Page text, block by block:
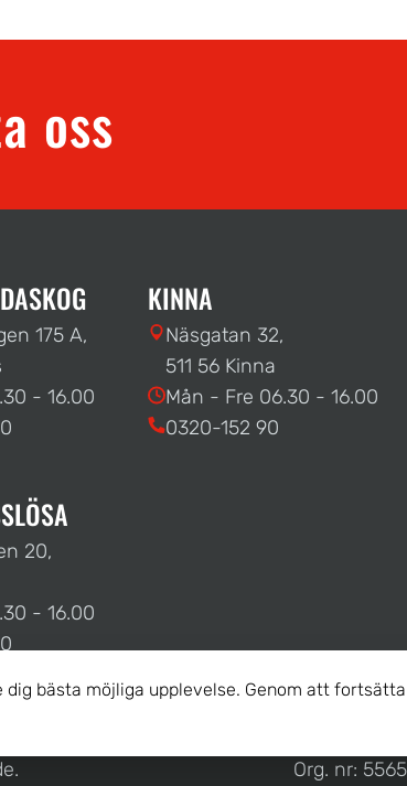
oss
175 A,
- 16.00
KINNA
Näsgatan 32,
511 56 Kinna
Mån - Fre 06.30 - 16.00
0320-152 90
20,
- 16.00
Org. nr:
bästa möjliga upplevelse. Genom att